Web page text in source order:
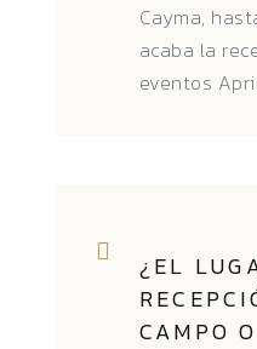
Cayma,
acaba la
eventos
¿EL
CAMPO